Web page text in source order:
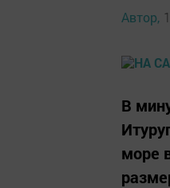
Автор,
В
море